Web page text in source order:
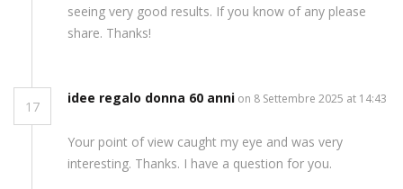
seeing very good results. If you know of any please
share. Thanks!
17
idee regalo donna 60 anni on 8 Settembre 2025 at 14:43
Your point of view caught my eye and was very
interesting. Thanks. I have a question for you.